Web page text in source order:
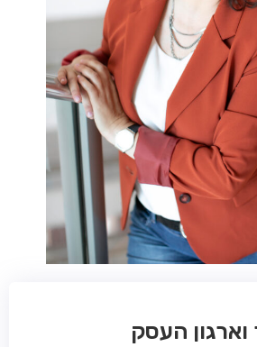
וארגון העסק